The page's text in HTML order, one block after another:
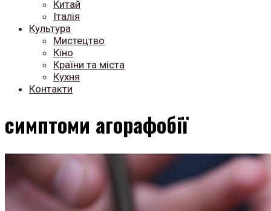
Китай
Італія
Культура
Мистецтво
Кіно
Країни та міста
Кухня
Контакти
симптоми агорафобії